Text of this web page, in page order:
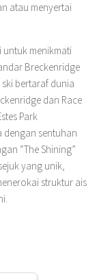
atau menyertai
untuk menikmati
Breckenridge
bertaraf dunia
dan Race
Park
dengan sentuhan
“The Shining”
yang unik,
struktur ais